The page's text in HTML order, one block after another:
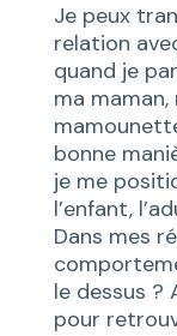
Je peux
relation
quand je
ma
bonne
je me
l’enfant,
Dans mes
le dessus ?
pour